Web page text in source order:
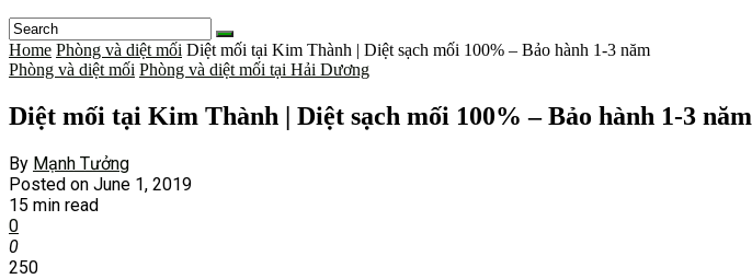
Home Phòng và diệt mối Diệt mối tại Kim Thành | Diệt sạch mối 100% – Bảo hành 1-3 năm
Phòng và diệt mối Phòng và diệt mối tại Hải Dương
Diệt mối tại Kim Thành | Diệt sạch mối 100% – Bảo hành 1-3 năm
By Mạnh Tưởng
Posted on June 1, 2019
15 min read
0
0
250